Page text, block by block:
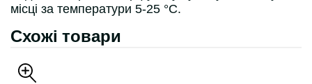
місці за температури 5-25 °С.
Схожі товари